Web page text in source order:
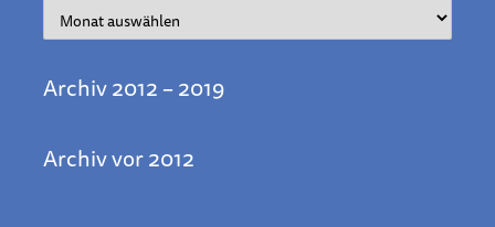
Archiv 2012 – 2019
Archiv vor 2012